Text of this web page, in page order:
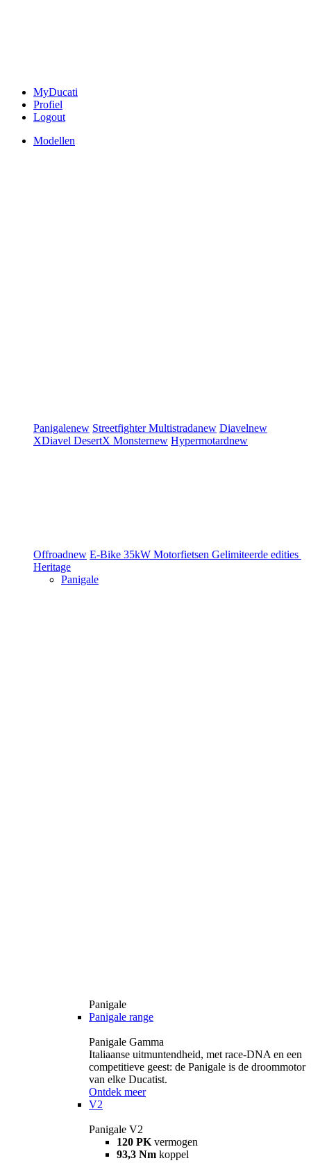
MyDucati
Profiel
Logout
Modellen
Panigalenew StreetfighterMultistradanew Diavelnew
XDiavel DesertX Monsternew Hypermotardnew
Offroadnew E-Bike 35kW Motorfietsen Gelimiteerde edities
Heritage
Panigale
Panigale
Panigale range
Panigale Gamma
Italiaanse uitmuntendheid, met race-DNA en een
competitieve geest: de Panigale is de droommotor
van elke Ducatist.
Ontdek meer
V2
Panigale V2
120 PK vermogen
93,3 Nm koppel